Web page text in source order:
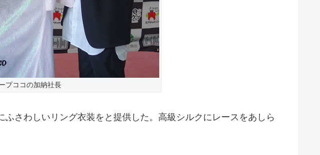
プココの加納社長
さわしいリング衣装をと提供した。高級シルクにレースをあしら